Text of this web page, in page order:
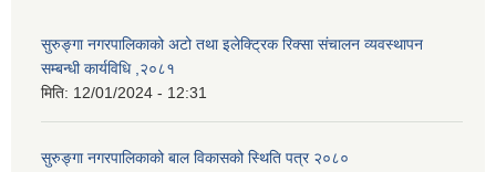
सुरुङ्गा नगरपालिकाको अटो तथा इलेक्ट्रिक रिक्सा संचालन व्यवस्थापन
सम्बन्धी कार्यविधि ,२०८१
मिति: 12/01/2024 - 12:31
सुरुङ्गा नगरपालिकाको बाल विकासको स्थिति पत्र २०८०